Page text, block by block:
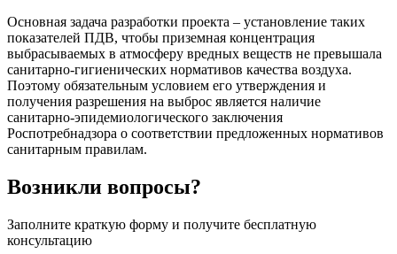
Основная задача разработки проекта – установление таких
показателей ПДВ, чтобы приземная концентрация
выбрасываемых в атмосферу вредных веществ не превышала
санитарно-гигиенических нормативов качества воздуха.
Поэтому обязательным условием его утверждения и
получения разрешения на выброс является наличие
санитарно-эпидемиологического заключения
Роспотребнадзора о соответствии предложенных нормативов
санитарным правилам.
Возникли вопросы?
Заполните краткую форму и получите бесплатную
консультацию